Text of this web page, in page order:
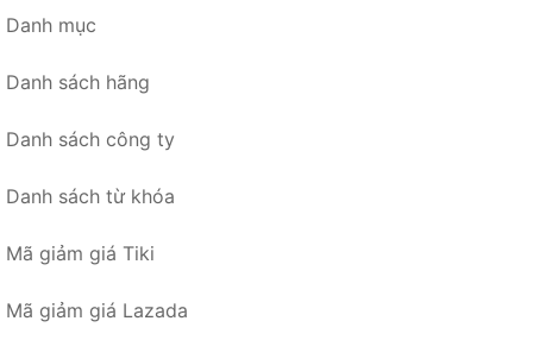
Danh mục
Danh sách hãng
Danh sách công ty
Danh sách từ khóa
Mã giảm giá Tiki
Mã giảm giá Lazada